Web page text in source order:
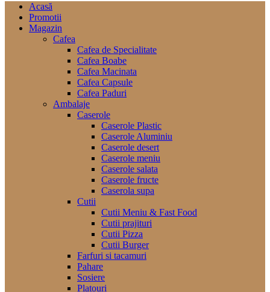
Acasă
Promotii
Magazin
Cafea
Cafea de Specialitate
Cafea Boabe
Cafea Macinata
Cafea Capsule
Cafea Paduri
Ambalaje
Caserole
Caserole Plastic
Caserole Aluminiu
Caserole desert
Caserole meniu
Caserole salata
Caserole fructe
Caserola supa
Cutii
Cutii Meniu & Fast Food
Cutii prajituri
Cutii Pizza
Cutii Burger
Farfuri si tacamuri
Pahare
Sosiere
Platouri